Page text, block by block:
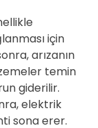
için
arızanın
temin
giderilir.
elektrik
sona erer.